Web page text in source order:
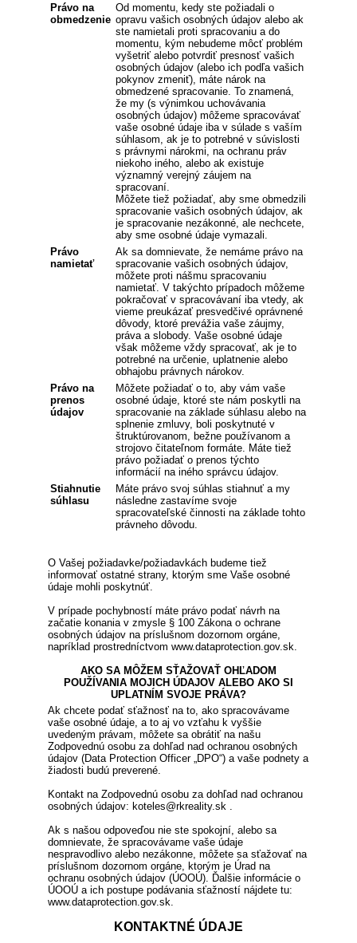
Právo na
obmedzenie
Od momentu, kedy ste požiadali o
opravu vašich osobných údajov alebo ak
ste namietali proti spracovaniu a do
momentu, kým nebudeme môcť problém
vyšetriť alebo potvrdiť presnosť vašich
osobných údajov (alebo ich podľa vašich
pokynov zmeniť), máte nárok na
obmedzené spracovanie. To znamená,
že my (s výnimkou uchovávania
osobných údajov) môžeme spracovávať
vaše osobné údaje iba v súlade s vaším
súhlasom, ak je to potrebné v súvislosti
s právnymi nárokmi, na ochranu práv
niekoho iného, alebo ak existuje
významný verejný záujem na
spracovaní.
Môžete tiež požiadať, aby sme obmedzili
spracovanie vašich osobných údajov, ak
je spracovanie nezákonné, ale nechcete,
aby sme osobné údaje vymazali.
Právo
namietať
Ak sa domnievate, že nemáme právo na
spracovanie vašich osobných údajov,
môžete proti nášmu spracovaniu
namietať. V takýchto prípadoch môžeme
pokračovať v spracovávaní iba vtedy, ak
vieme preukázať presvedčivé oprávnené
dôvody, ktoré prevážia vaše záujmy,
práva a slobody. Vaše osobné údaje
však môžeme vždy spracovať, ak je to
potrebné na určenie, uplatnenie alebo
obhajobu právnych nárokov.
Právo na
prenos
údajov
Môžete požiadať o to, aby vám vaše
osobné údaje, ktoré ste nám poskytli na
spracovanie na základe súhlasu alebo na
splnenie zmluvy, boli poskytnuté v
štruktúrovanom, bežne používanom a
strojovo čitateľnom formáte. Máte tiež
právo požiadať o prenos týchto
informácií na iného správcu údajov.
Stiahnutie
súhlasu
Máte právo svoj súhlas stiahnuť a my
následne zastavíme svoje
spracovateľské činnosti na základe tohto
právneho dôvodu.
O Vašej požiadavke/požiadavkách budeme tiež
informovať ostatné strany, ktorým sme Vaše osobné
údaje mohli poskytnúť.
V prípade pochybností máte právo podať návrh na
začatie konania v zmysle § 100 Zákona o ochrane
osobných údajov na príslušnom dozornom orgáne,
napríklad prostredníctvom www.dataprotection.gov.sk.
AKO SA MÔŽEM SŤAŽOVAŤ OHĽADOM
POUŽÍVANIA MOJICH ÚDAJOV ALEBO AKO SI
UPLATNÍM SVOJE PRÁVA?
Ak chcete podať sťažnosť na to, ako spracovávame
vaše osobné údaje, a to aj vo vzťahu k vyššie
uvedeným právam, môžete sa obrátiť na našu
Zodpovednú osobu za dohľad nad ochranou osobných
údajov (Data Protection Officer „DPO“) a vaše podnety a
žiadosti budú preverené.
Kontakt na Zodpovednú osobu za dohľad nad ochranou
osobných údajov: koteles@rkreality.sk .
Ak s našou odpoveďou nie ste spokojní, alebo sa
domnievate, že spracovávame vaše údaje
nespravodlivo alebo nezákonne, môžete sa sťažovať na
príslušnom dozornom orgáne, ktorým je Úrad na
ochranu osobných údajov (ÚOOÚ). Ďalšie informácie o
ÚOOÚ a ich postupe podávania sťažností nájdete tu:
www.dataprotection.gov.sk.
KONTAKTNÉ ÚDAJE